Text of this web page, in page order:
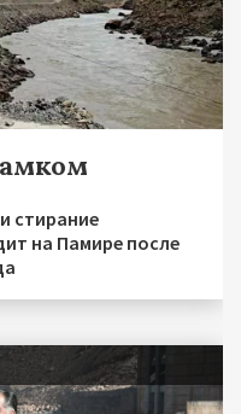
стирание
на Памире после